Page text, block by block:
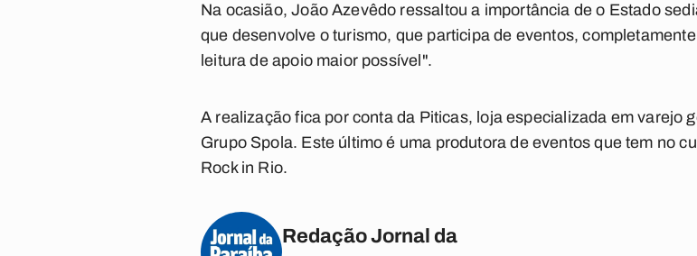
Na ocasião, João Azevêdo ressaltou a importância de o Estado
que desenvolve o turismo, que participa de eventos,
leitura de apoio maior possível".
A realização fica por conta da Piticas, loja especializada em varejo
Grupo Spola. Este último é uma produtora de eventos que tem no
Rock in Rio.
Redação Jornal da